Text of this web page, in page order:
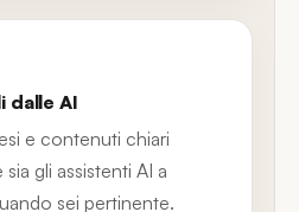
dalle AI
e contenuti chiari
gli assistenti AI a
sei pertinente.